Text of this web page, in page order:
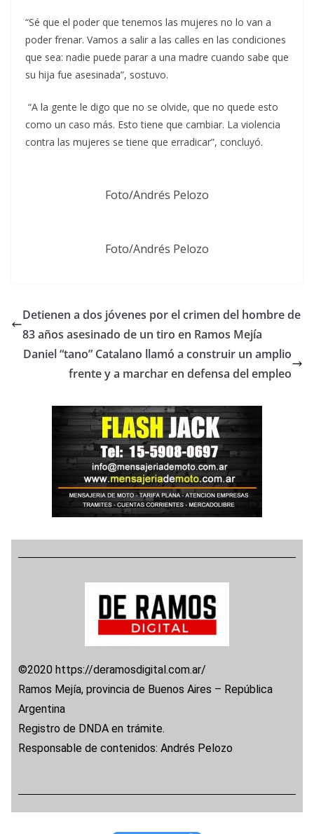
“Sé que el poder que tenemos las mujeres no lo van a
poder frenar. Vamos a salir a las calles en las condiciones
que sea: nadie puede parar a una madre cuando sabe que
su hija fue asesinada”, sostuvo.
“A la gente le digo que no se olvide, que no quede esto
como un caso más. Esto tiene que cambiar. La violencia
contra las mujeres se tiene que erradicar”, concluyó.
Foto/Andrés Pelozo
Foto/Andrés Pelozo
Detienen a dos jóvenes por el crimen del hombre de
83 años asesinado de un tiro en Ramos Mejía
Daniel “tano” Catalano llamó a construir un amplio
frente y a marchar en defensa del empleo
©2020 https://deramosdigital.com.ar/
Ramos Mejía, provincia de Buenos Aires – República
Argentina
Registro de DNDA en trámite.
Responsable de contenidos: Andrés Pelozo